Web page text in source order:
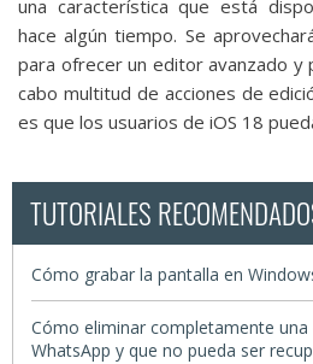
una característica que está
hace algún tiempo. Se
para ofrecer un editor avanzado y
cabo multitud de acciones de
es que los usuarios de iOS 18
TUTORIALES
Cómo grabar la pantalla en
Cómo eliminar completamente una
WhatsApp y que no pueda ser